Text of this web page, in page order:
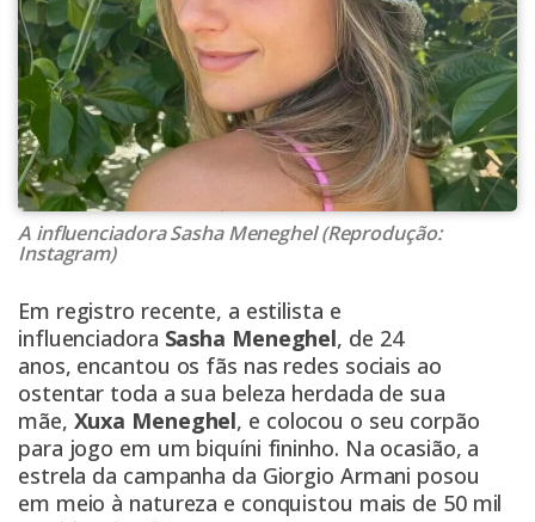
A influenciadora Sasha Meneghel (Reprodução:
Instagram)
Em registro recente, a estilista e
influenciadora Sasha Meneghel, de 24
anos, encantou os fãs nas redes sociais ao
ostentar toda a sua beleza herdada de sua
mãe, Xuxa Meneghel, e colocou o seu corpão
para jogo em um biquíni fininho. Na ocasião, a
estrela da campanha da Giorgio Armani posou
em meio à natureza e conquistou mais de 50 mil